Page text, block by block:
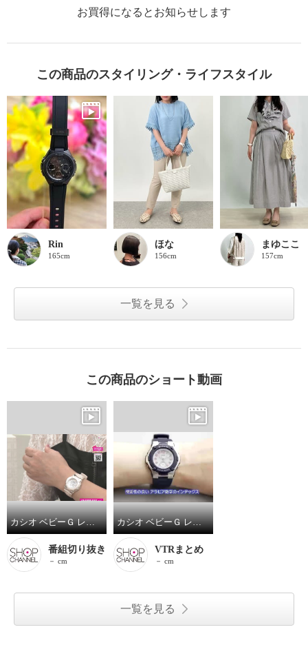
お買得になるとお知らせします
この商品のスタイリング・ライフスタイル
Rin
165cm
ほな
156cm
まゆここ
157cm
一覧を見る
この商品のショート動画
カシオ ベビーＧ レディース 電波ソーラー腕時計 ＢＧＡ－１１００
番組切り抜き
－ cm
カシオ ベビーＧ レディース 電波ソーラー腕時計 ＢＧＡ－１１００
VTRまとめ
－ cm
一覧を見る